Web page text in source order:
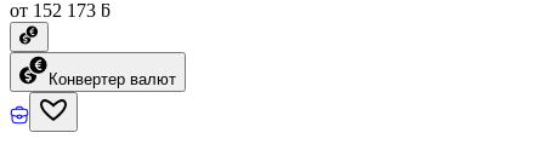
от 152 173 ƃ
Конвертер валют